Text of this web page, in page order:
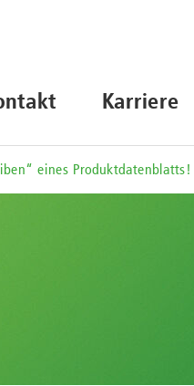
Karriere
eines Produktdatenblatts!